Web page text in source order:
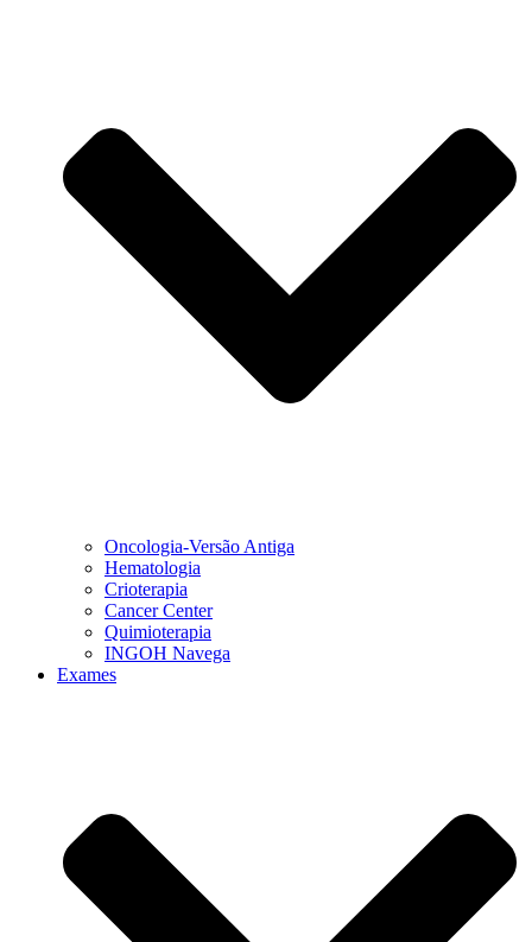
Oncologia-Versão Antiga
Hematologia
Crioterapia
Cancer Center
Quimioterapia
INGOH Navega
Exames